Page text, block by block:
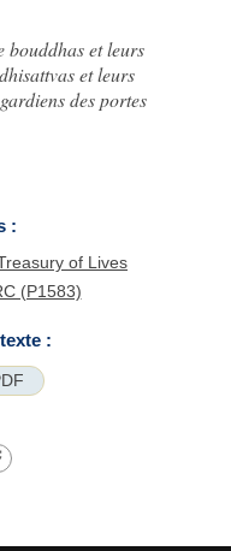
bouddhas et leurs
et leurs
des portes
:
of Lives
(P1583)
: